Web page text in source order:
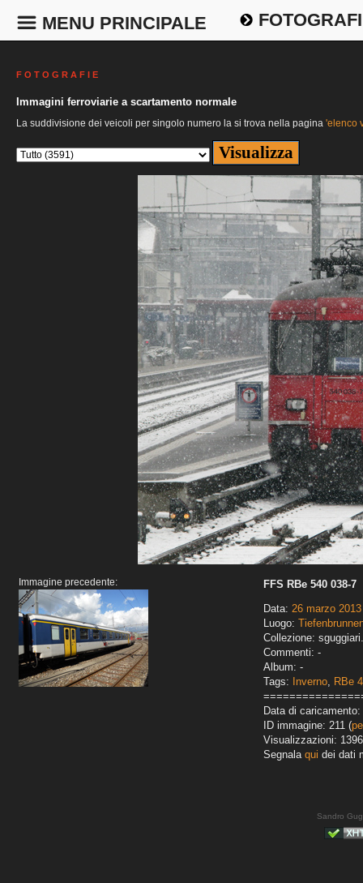
MENU PRINCIPALE
F O T O G R A F I E
Immagini ferroviarie a scartamento normale
La suddivisione dei veicoli per singolo numero la si trova nella pagina 'elenco
Immagine precedente:
FFS RBe 540 038-7
Data: 26 marzo 2013
Luogo:
Collezione:
Commenti: -
Album: -
Tags:
Inverno, RBe
Data di caricamento:
ID immagine: 211 (
Visualizzazioni: 1396
Segnala qui dei dati
Sandro